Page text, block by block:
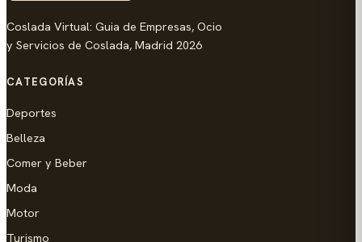
Coslada Virtual: Guia de Empresas, Ocio
y Servicios de Coslada, Madrid 2026
CATEGORÍAS
Deportes
Belleza
Comer y Beber
Moda
Motor
Turismo